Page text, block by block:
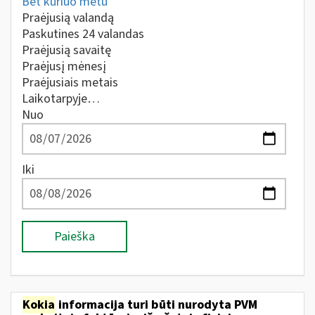
Praėjusią valandą
Paskutines 24 valandas
Praėjusią savaitę
Praėjusį mėnesį
Praėjusiais metais
Laikotarpyje…
Nuo
Iki
Paieška
Kokia informacija turi būti nurodyta PVM